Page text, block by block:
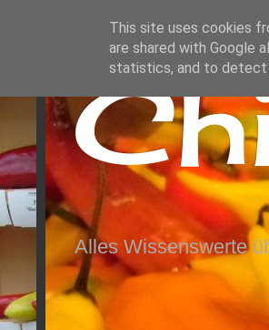
Alles Wissenswerte
This site uses cookies
are shared with Google
statistics, and to detect